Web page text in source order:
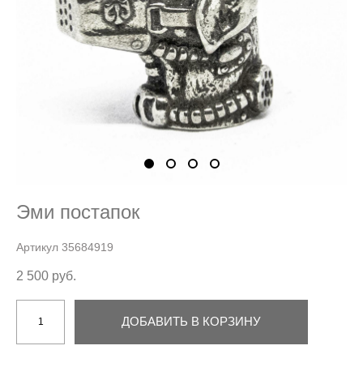
Эми постапок
Артикул 35684919
2 500 pуб.
ДОБАВИТЬ В КОРЗИНУ